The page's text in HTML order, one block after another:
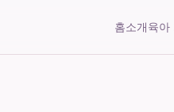
홈소개육아